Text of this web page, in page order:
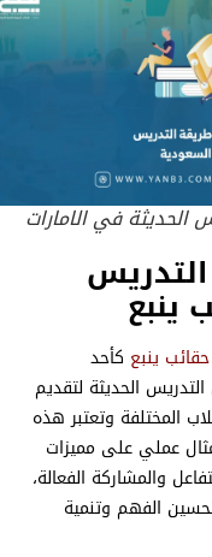
في الامارات
ينبع كأحد
الحديثة لتقديم
وتعتبر هذه
على مميزات
الفعالة،
الفهم وتنمية